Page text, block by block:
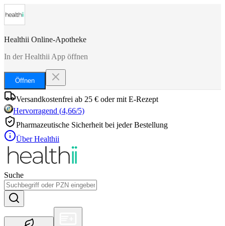
Healthii Online-Apotheke
In der Healthii App öffnen
Öffnen
Versandkostenfrei ab 25 € oder mit E-Rezept
Hervorragend (4,66/5)
Pharmazeutische Sicherheit bei jeder Bestellung
Über Healthii
Suche